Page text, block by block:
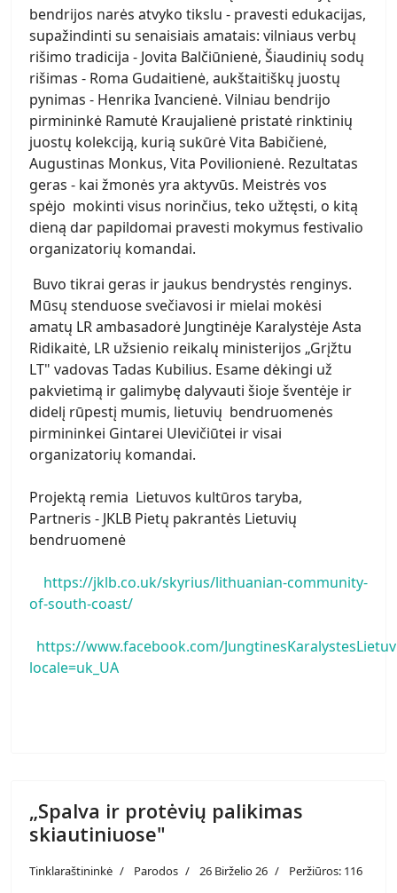
bendrijos narės atvyko tikslu - pravesti edukacijas,
supažindinti su senaisiais amatais: vilniaus verbų
rišimo tradicija - Jovita Balčiūnienė, Šiaudinių sodų
rišimas - Roma Gudaitienė, aukštaitiškų juostų
pynimas - Henrika Ivancienė. Vilniau bendrijo
pirmininkė Ramutė Kraujalienė pristatė rinktinių
juostų kolekciją, kurią sukūrė Vita Babičienė,
Augustinas Monkus, Vita Povilionienė. Rezultatas
geras - kai žmonės yra aktyvūs. Meistrės vos
spėjo mokinti visus norinčius, teko užtęsti, o kitą
dieną dar papildomai pravesti mokymus festivalio
organizatorių komandai.
Buvo tikrai geras ir jaukus bendrystės renginys.
Mūsų stenduose svečiavosi ir mielai mokėsi
amatų LR ambasadorė Jungtinėje Karalystėje Asta
Ridikaitė, LR užsienio reikalų ministerijos „Grįžtu
LT" vadovas Tadas Kubilius. Esame dėkingi už
pakvietimą ir galimybę dalyvauti šioje šventėje ir
didelį rūpestį mumis, lietuvių bendruomenės
pirmininkei Gintarei Ulevičiūtei ir visai
organizatorių komandai.
Projektą remia Lietuvos kultūros taryba,
Partneris - JKLB Pietų pakrantės Lietuvių
bendruomenė
https://jklb.co.uk/skyrius/lithuanian-community-
of-south-coast/
https://www.facebook.com/
locale=uk_UA
„Spalva ir protėvių palikimas
skiautiniuose"
Tinklaraštininkė Parodos 26 Birželio 26 Peržiūros: 116